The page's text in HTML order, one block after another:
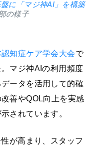
に「マジ神AI」を構築
の様子
知症ケア学会大会で
マジ神AIの利用頻度
ータを活用して的確
善やQOL向上を実感
されています。
が高まり、スタッフ